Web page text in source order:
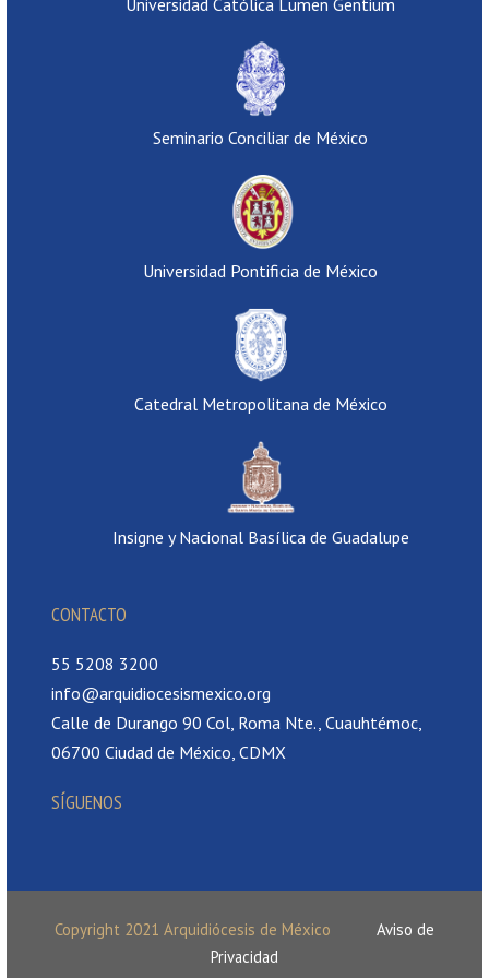
Seminario Conciliar de México
Universidad Pontificia de México
Catedral Metropolitana de México
Insigne y Nacional Basílica de Guadalupe
CONTACTO
55 5208 3200
info@arquidiocesismexico.org
Calle de Durango 90 Col, Roma Nte., Cuauhtémoc,
06700 Ciudad de México, CDMX
SÍGUENOS
Copyright 2021 Arquidiócesis de México
Aviso de
Privacidad